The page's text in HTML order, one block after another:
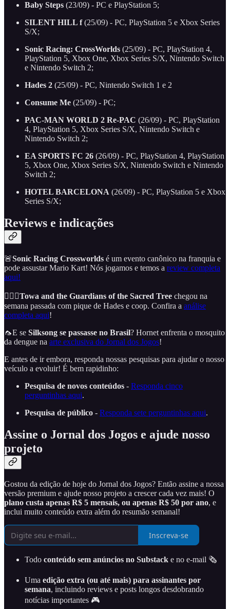
Baby Steps (23/09) - PC e PlayStation 5;
SILENT HILL f(25/09) - PC, PlayStation 5 e Xbox Series
S/X;
Sonic Racing: CrossWorlds (25/09) - PC, PlayStation 4,
PlayStation 5, Xbox One, Xbox Series S/X, Nintendo Switch
e Nintendo Switch 2;
Hades 2 (25/09) - PC, Nintendo Switch 1 e 2
Consume Me (25/09) - PC;
PAC-MAN WORLD 2 Re-PAC (26/09) - PC, PlayStation
4, PlayStation 5, Xbox Series S/X, Nintendo Switch e
Nintendo Switch 2;
EA SPORTS FC 26 (26/09) - PC, PlayStation 4, PlayStation
5, Xbox One, Xbox Series S/X, Nintendo Switch e Nintendo
Switch 2;
HOTEL BARCELONA (26/09) - PC, PlayStation 5 e Xbox
Series S/X;
Reviews e indicações
🚨Sonic Racing Crossworlds é um evento canônico na franquia e
pode assustar Mario Kart! Nós jogamos e temos a review completa
aqui!
🧙🏾‍♂️Towa and the Guardians of the Sacred Tree chegou na
semana passada com pique de Hades e coop. Confira a análise
completa aqui!
🦟E se Silksong se passasse no Brasil? Hornet enfrenta o mosquito
da dengue na arte exclusiva do Jornal dos Jogos!
E antes de ir embora, responda nossas pesquisas para ajudar o nosso
veículo a evoluir! É bem rapidinho:
Pesquisa de novos conteúdos - Responda cinco
perguntinhas aqui.
Pesquisa de público - Responda sete perguntinhas aqui.
Assine o Jornal dos Jogos e ajude nosso
projeto
Gostou da edição de hoje do Jornal dos Jogos? Então assine a nossa
versão premium e ajude nosso projeto a crescer cada vez mais! O
plano custa apenas R$ 5 mensais, ou apenas R$ 50 por ano, e
inclui muito conteúdo extra além do resumão semanal!
Inscreva-se
Todo conteúdo sem anúncios no Substack e no e-mail 🗞️
Uma edição extra (ou até mais) para assinantes por
semana, incluindo reviews e posts longos desdobrando
notícias importantes 🎮